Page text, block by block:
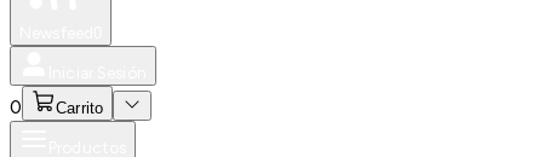
0 Carrito